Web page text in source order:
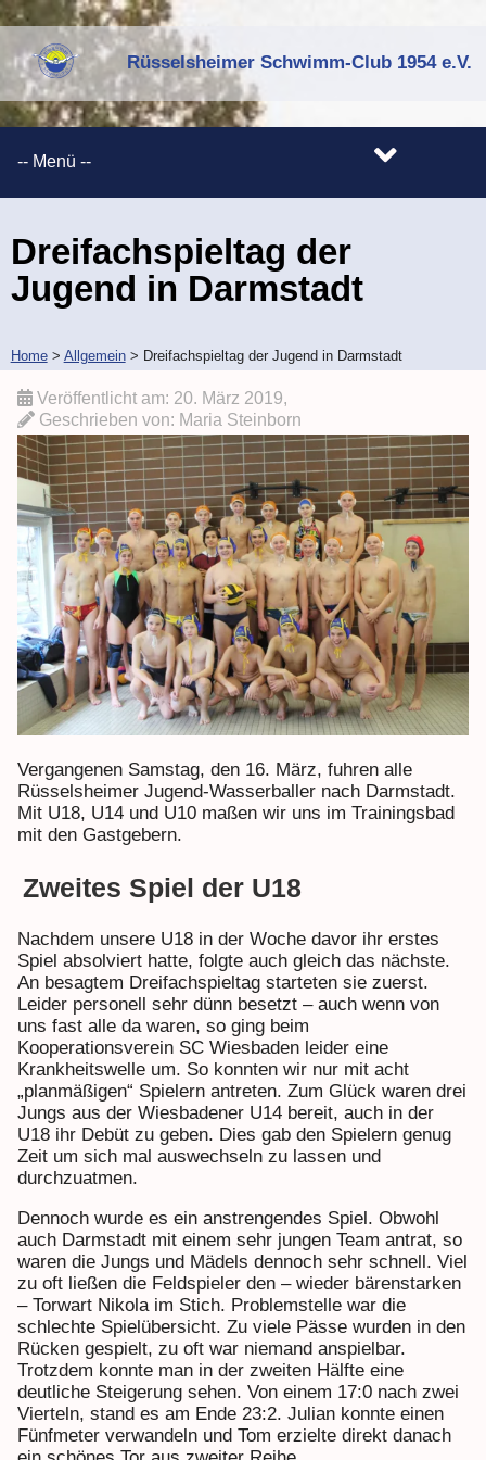
Rüsselsheimer Schwimm-Club 1954 e.V.
Dreifachspieltag der
Jugend in Darmstadt
Home> Allgemein> Dreifachspieltag der Jugend in Darmstadt
Veröffentlicht am: 20. März 2019,
Geschrieben von: Maria Steinborn
Vergangenen Samstag, den 16. März, fuhren alle
Rüsselsheimer Jugend-Wasserballer nach Darmstadt.
Mit U18, U14 und U10 maßen wir uns im Trainingsbad
mit den Gastgebern.
Zweites Spiel der U18
Nachdem unsere U18 in der Woche davor ihr erstes
Spiel absolviert hatte, folgte auch gleich das nächste.
An besagtem Dreifachspieltag starteten sie zuerst.
Leider personell sehr dünn besetzt – auch wenn von
uns fast alle da waren, so ging beim
Kooperationsverein SC Wiesbaden leider eine
Krankheitswelle um. So konnten wir nur mit acht
„planmäßigen“ Spielern antreten. Zum Glück waren drei
Jungs aus der Wiesbadener U14 bereit, auch in der
U18 ihr Debüt zu geben. Dies gab den Spielern genug
Zeit um sich mal auswechseln zu lassen und
durchzuatmen.
Dennoch wurde es ein anstrengendes Spiel. Obwohl
auch Darmstadt mit einem sehr jungen Team antrat, so
waren die Jungs und Mädels dennoch sehr schnell. Viel
zu oft ließen die Feldspieler den – wieder bärenstarken
– Torwart Nikola im Stich. Problemstelle war die
schlechte Spielübersicht. Zu viele Pässe wurden in den
Rücken gespielt, zu oft war niemand anspielbar.
Trotzdem konnte man in der zweiten Hälfte eine
deutliche Steigerung sehen. Von einem 17:0 nach zwei
Vierteln, stand es am Ende 23:2. Julian konnte einen
Fünfmeter verwandeln und Tom erzielte direkt danach